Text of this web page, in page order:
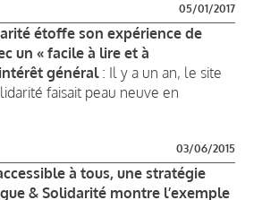
05/01/2017
étoffe son expérience de
un « facile à lire et à
général: Il y a un an, le site
faisait peau neuve en
03/06/2015
à tous, une stratégie
& Solidarité montre l’exemple